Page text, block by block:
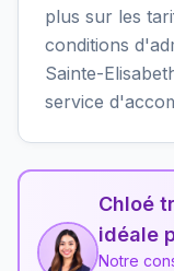
plus sur les
conditions
Sainte-
service
Chloé
idéale
Notre